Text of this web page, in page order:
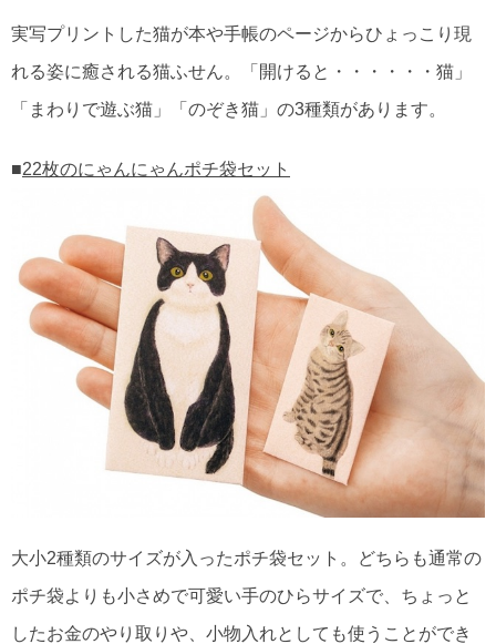
実写プリントした猫が本や手帳のページからひょっこり現
れる姿に癒される猫ふせん。「開けると・・・・・・猫」
「まわりで遊ぶ猫」「のぞき猫」の3種類があります。
■22枚のにゃんにゃんポチ袋セット
大小2種類のサイズが入ったポチ袋セット。どちらも通常の
ポチ袋よりも小さめで可愛い手のひらサイズで、ちょっと
したお金のやり取りや、小物入れとしても使うことができ